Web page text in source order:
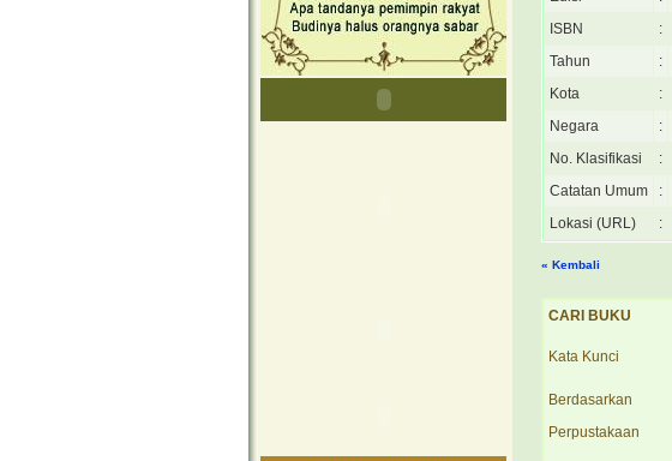
ISBN
:
Tahun
:
Kota
:
Negara
:
No. Klasifikasi
:
Catatan Umum
:
Lokasi (URL)
:
« Kembali
CARI BUKU
Kata Kunci
Berdasarkan
Perpustakaan